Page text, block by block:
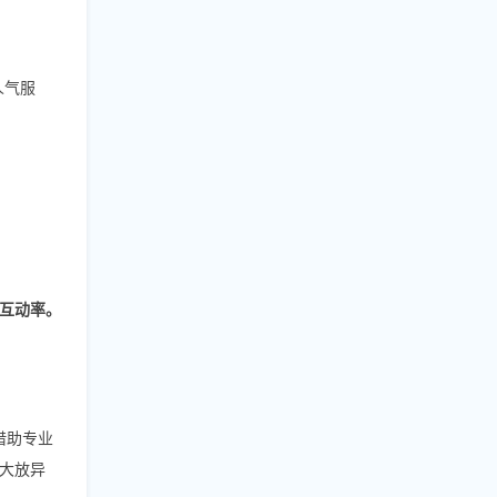
服
动率。
助专业
放异